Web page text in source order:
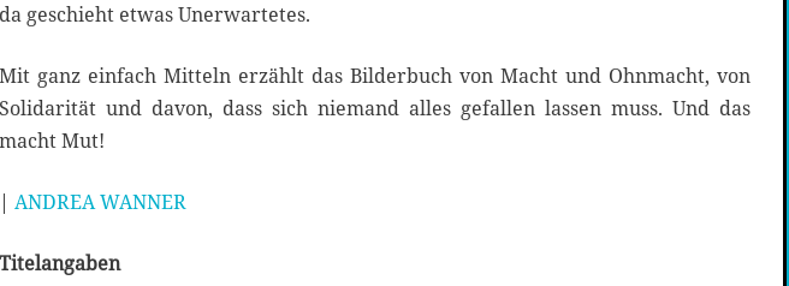
da geschieht etwas Unerwartetes.
Mit ganz einfach Mitteln erzählt das Bilderbuch von Macht und Ohnmacht, von
Solidarität und davon, dass sich niemand alles gefallen lassen muss. Und das
macht Mut!
| ANDREA WANNER
Titelangaben